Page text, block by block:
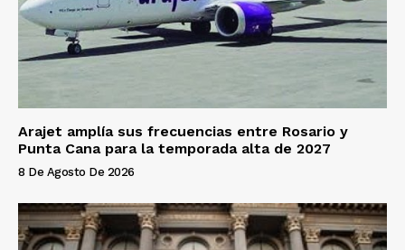
Arajet amplía sus frecuencias entre Rosario y
Punta Cana para la temporada alta de 2027
8 De Agosto De 2026